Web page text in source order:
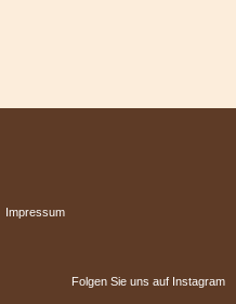
Impressum
Folgen Sie uns auf Instagram